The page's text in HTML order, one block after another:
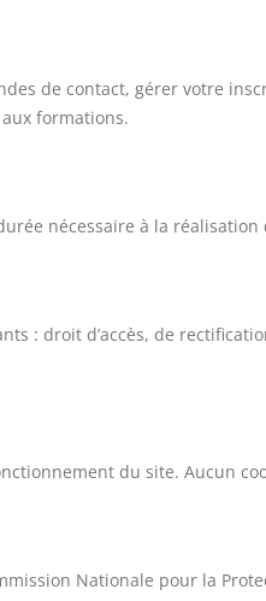
de contact, gérer votre
formations.
nécessaire à la
: droit d’accès, de
du site. Aucun
Nationale pour la